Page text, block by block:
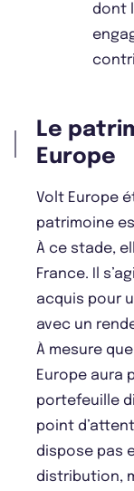
dont
Le
Europe
Volt Europe
patrimoine
À ce stade,
France. Il
acquis pour
avec un
À mesure
Europe aura
portefeuille
point
dispose pas
distribution,